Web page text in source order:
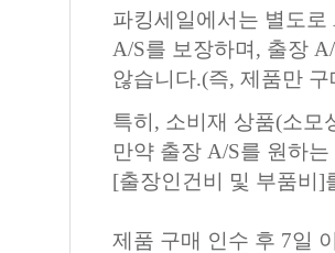
파킹세일에서는 별도
A/S를 보장하며, 출장
않습니다.(즉, 제품만
특히, 소비재 상품(소모
만약 출장 A/S를 원하
[출장인건비 및 부품비]
제품 구매 인수 후 7일